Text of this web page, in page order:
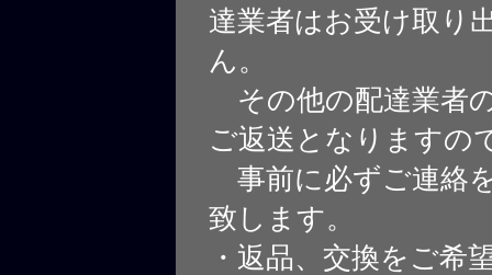
達業者はお受け取り
ん。
その他の配達業者
ご返送となりますの
事前に必ずご連絡
致します。
・返品、交換をご希